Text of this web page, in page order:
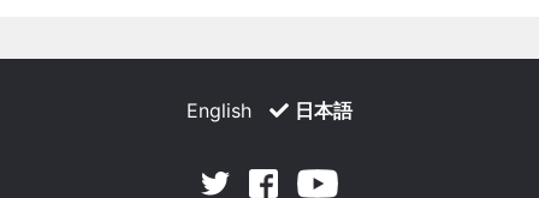
English 日本語
Twitter Facebook